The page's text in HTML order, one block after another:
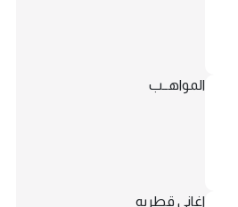
المواهــب
اغاني قطريه